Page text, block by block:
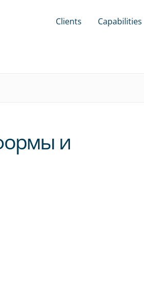
Clients Capabilities
и